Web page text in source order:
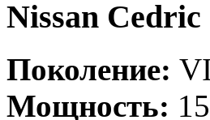
Nissan Cedric
Поколение:
Мощность: